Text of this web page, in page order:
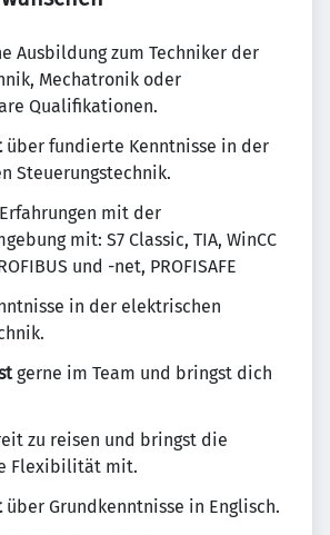
Ausbildung zum Techniker der
Mechatronik oder
Qualifikationen.
über fundierte Kenntnisse in der
Steuerungstechnik.
mit der
mit: S7 Classic, TIA, WinCC
und -net, PROFISAFE
in der elektrischen
gerne im Team und bringst dich
zu reisen und bringst die
Flexibilität mit.
über Grundkenntnisse in Englisch.